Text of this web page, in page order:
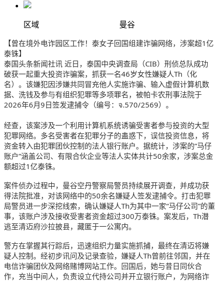
区域 曼谷
【曾在境外电诈园区工作！泰女子回国组建诈骗网络，涉案超1亿
泰铢】
泰国头条新闻社讯 近日，泰国中央调查局（CIB）刑侦总队成功
破获一起重大投资诈骗案，抓获一名46岁女性嫌疑人Th（化
名）。该嫌犯因涉嫌共同冒充他人实施诈骗、输入虚假计算机数
据、洗钱及参与有组织犯罪等多项罪名，被帕卡农刑事法院于
2026年6月9日签发逮捕令（编号：จ.570/2569）。
经查，该案涉及一个利用计算机系统诱骗受害者参与投资的大型
犯罪网络。多名受害者在犯罪分子的蛊惑下，误信投资信息，将
资金转入由犯罪团伙控制的法人银行账户。据统计，涉案的“马仔
账户”涵盖公司、有限合伙企业等法人实体共计50余家，涉案总金
额超过1亿泰铢。
案件侦办过程中，曼谷空丹警察局警员持续展开调查，并成功获
得法院批准，对该网络中的50余名嫌疑人签发逮捕令。打击犯罪
局警员进一步深挖线索，确认嫌疑人Th为其中一家“马仔公司”的董
事，该账户涉及接收受害者资金超过300万泰铢。案发后，Th潜
逃至清迈府沙拉披县，藏匿于一公寓内。
警方在掌握其行踪后，迅速组织力量实施抓捕，最终在清迈将嫌
疑人控制。经初步讯问及记录查验，嫌疑人Th曾前往邻国，并在
电信诈骗团伙及网络赌博网站工作。回国后，她与昔日同伙合
作，充当中间人，负责设立代持公司并开立银行账户，为网络诈